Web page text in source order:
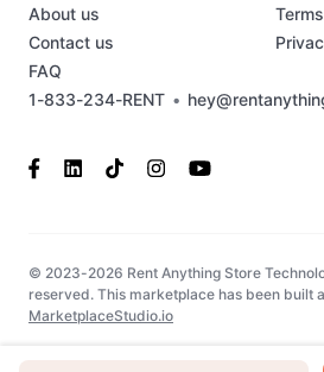
1-833-234-RENT •
About us
Contact us
FAQ
© 2023-2026 Rent Anything Store
reserved. This marketplace has been built
MarketplaceStudio.io